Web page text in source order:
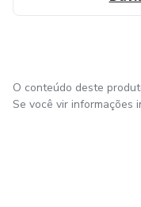
O conteúdo deste
Se você vir informações